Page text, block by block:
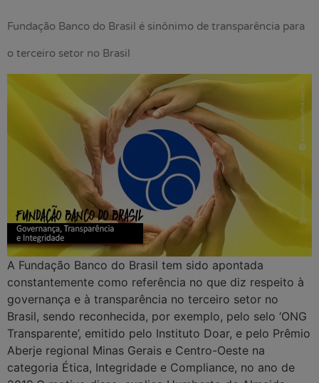
Fundação Banco do Brasil é sinônimo de transparência para
o terceiro setor no Brasil
A Fundação Banco do Brasil tem sido apontada
constantemente como referência no que diz respeito à
governança e à transparência no terceiro setor no
Brasil, sendo reconhecida, por exemplo, pelo selo ‘ONG
Transparente’, emitido pelo Instituto Doar, e pelo Prêmio
Aberje regional Minas Gerais e Centro-Oeste na
categoria Ética, Integridade e Compliance, no ano de